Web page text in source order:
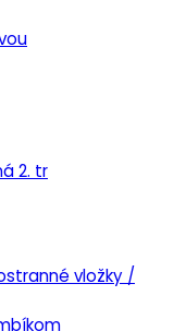
2. tr
vložky /